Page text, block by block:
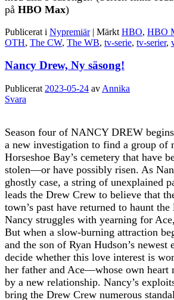
på HBO Max)
Publicerat i Nypremiär | Märkt HBO, HBO
OTH, The CW, The WB, tv-serie, tv-serier,
Nancy Drew, Ny säsong!
Publicerat 2023-05-24 av Annika
Svara
Season four of NANCY DREW
a new investigation to find a group of
Horseshoe Bay’s cemetery that have
stolen—or have possibly risen. As
ghostly case, a string of unexplained
leads the Drew Crew to believe that
town’s past have returned to haunt
Nancy struggles with yearning for
But when a slow-burning attraction
and the son of Ryan Hudson’s newest
decide whether this love interest is
her father and Ace—whose own heart
by a new relationship. Nancy’s
bring the Drew Crew numerous